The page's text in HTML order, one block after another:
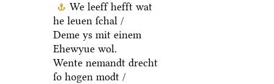
We leeff hefft wat
he leuen ſchal /
Deme ys mit einem
Ehewyue wol.
Wente nemandt drecht
ſo hogen modt /